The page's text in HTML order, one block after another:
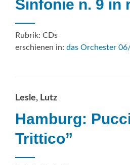
Sinfonie n. 9 in
Rubrik: CDs
erschienen in: das Orchester
Lesle, Lutz
Hamburg:
Trittico”